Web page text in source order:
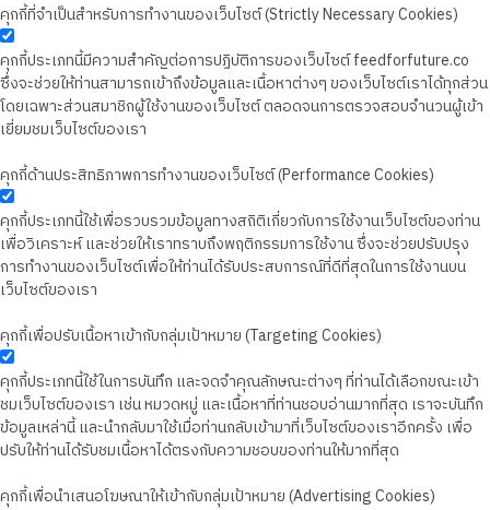
คุกกี้ที่จำเป็นสำหรับการทำงานของเว็บไซต์ (Strictly Necessary Cookies)
คุกกี้ประเภทนี้มีความสำคัญต่อการปฏิบัติการของเว็บไซต์ feedforfuture.co
ซึ่งจะช่วยให้ท่านสามารถเข้าถึงข้อมูลและเนื้อหาต่างๆ ของเว็บไซต์เราได้ทุกส่วน
โดยเฉพาะส่วนสมาชิกผู้ใช้งานของเว็บไซต์ ตลอดจนการตรวจสอบจำนวนผู้เข้า
เยี่ยมชมเว็บไซต์ของเรา
คุกกี้ด้านประสิทธิภาพการทำงานของเว็บไซต์ (Performance Cookies)
คุกกี้ประเภทนี้ใช้เพื่อรวบรวมข้อมูลทางสถิติเกี่ยวกับการใช้งานเว็บไซต์ของท่าน
เพื่อวิเคราะห์ และช่วยให้เราทราบถึงพฤติกรรมการใช้งาน ซึ่งจะช่วยปรับปรุง
การทำงานของเว็บไซต์เพื่อให้ท่านได้รับประสบการณ์ที่ดีที่สุดในการใช้งานบน
เว็บไซต์ของเรา
คุกกี้เพื่อปรับเนื้อหาเข้ากับกลุ่มเป้าหมาย (Targeting Cookies)
คุกกี้ประเภทนี้ใช้ในการบันทึก และจดจำคุณลักษณะต่างๆ ที่ท่านได้เลือกขณะเข้า
ชมเว็บไซต์ของเรา เช่น หมวดหมู่ และเนื้อหาที่ท่านชอบอ่านมากที่สุด เราจะบันทึก
ข้อมูลเหล่านี้ และนำกลับมาใช้เมื่อท่านกลับเข้ามาที่เว็บไซต์ของเราอีกครั้ง เพื่อ
ปรับให้ท่านได้รับชมเนื้อหาได้ตรงกับความชอบของท่านให้มากที่สุด
คุกกี้เพื่อนำเสนอโฆษณาให้เข้ากับกลุ่มเป้าหมาย (Advertising Cookies)